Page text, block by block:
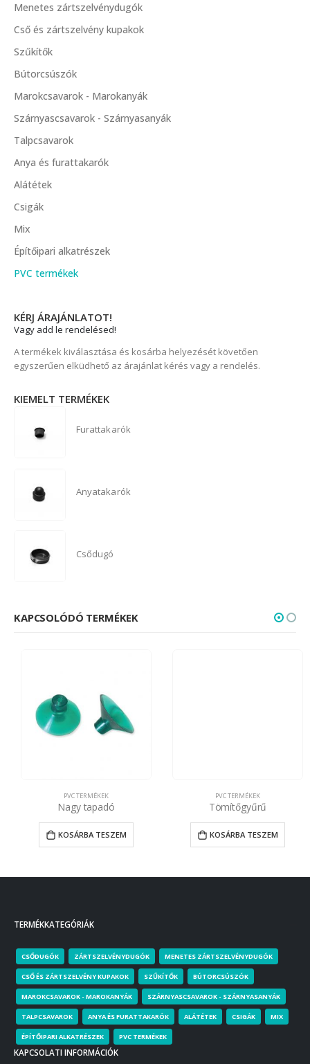
Menetes zártszelvénydugók
Cső és zártszelvény kupakok
Szűkítők
Bútorcsúszók
Marokcsavarok - Marokanyák
Szárnyascsavarok - Szárnyasanyák
Talpcsavarok
Anya és furattakarók
Alátétek
Csigák
Mix
Építőipari alkatrészek
PVC termékek
KÉRJ ÁRAJÁNLATOT!
Vagy add le rendelésed!
A termékek kiválasztása és kosárba helyezését követően
egyszerűen elküdhető az árajánlat kérés vagy a rendelés.
KIEMELT TERMÉKEK
Furattakarók
Anyatakarók
Csődugó
KAPCSOLÓDÓ TERMÉKEK
PVC TERMÉKEK
Nagy tapadó
KOSÁRBA TESZEM
PVC TERMÉKEK
Tömítőgyűrű
KOSÁRBA TESZEM
TERMÉKKATEGÓRIÁK
CSŐDUGÓK ZÁRTSZELVÉNYDUGÓK MENETES ZÁRTSZELVÉNYDUGÓK
CSŐ ÉS ZÁRTSZELVÉNY KUPAKOK SZŰKÍTŐK BÚTORCSÚSZÓK
MAROKCSAVAROK - MAROKANYÁK SZÁRNYASCSAVAROK - SZÁRNYASANYÁK
TALPCSAVAROK ANYA ÉS FURATTAKARÓK ALÁTÉTEK CSIGÁK MIX
ÉPÍTŐIPARI ALKATRÉSZEK PVC TERMÉKEK
KAPCSOLATI INFORMÁCIÓK